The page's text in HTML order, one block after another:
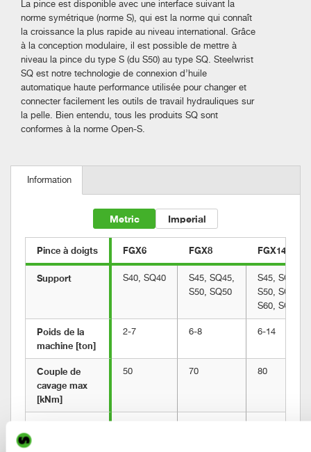
La pince est disponible avec une interface suivant la
norme symétrique (norme S), qui est la norme qui connaît
la croissance la plus rapide au niveau international. Grâce
à la conception modulaire, il est possible de mettre à
niveau la pince du type S (du S50) au type SQ. Steelwrist
SQ est notre technologie de connexion d’huile
automatique haute performance utilisée pour changer et
connecter facilement les outils de travail hydrauliques sur
la pelle. Bien entendu, tous les produits SQ sont
conformes à la norme Open-S.
Information
Metric Imperial
Pince à doigts FGX6 FGX8 FGX14
Support S40, SQ40
S45, SQ45,
S50, SQ50
S45, SQ45,
S50, SQ50,
S60, SQ60
Poids de la
machine [ton]
2-7 6-8 6-14
Couple de
cavage max
[kNm]
50 70 80